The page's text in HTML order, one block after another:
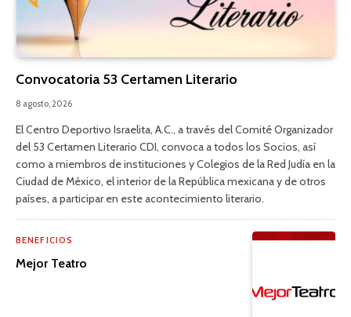
Convocatoria 53 Certamen Literario
8 agosto, 2026
El Centro Deportivo Israelita, A.C., a través del Comité Organizador
del 53 Certamen Literario CDI, convoca a todos los Socios, así
como a miembros de instituciones y Colegios de la Red Judía en la
Ciudad de México, el interior de la República mexicana y de otros
países, a participar en este acontecimiento literario.
BENEFICIOS
Mejor Teatro